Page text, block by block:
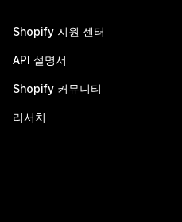
Shopify 지원 센터
API 설명서
Shopify 커뮤니티
리서치